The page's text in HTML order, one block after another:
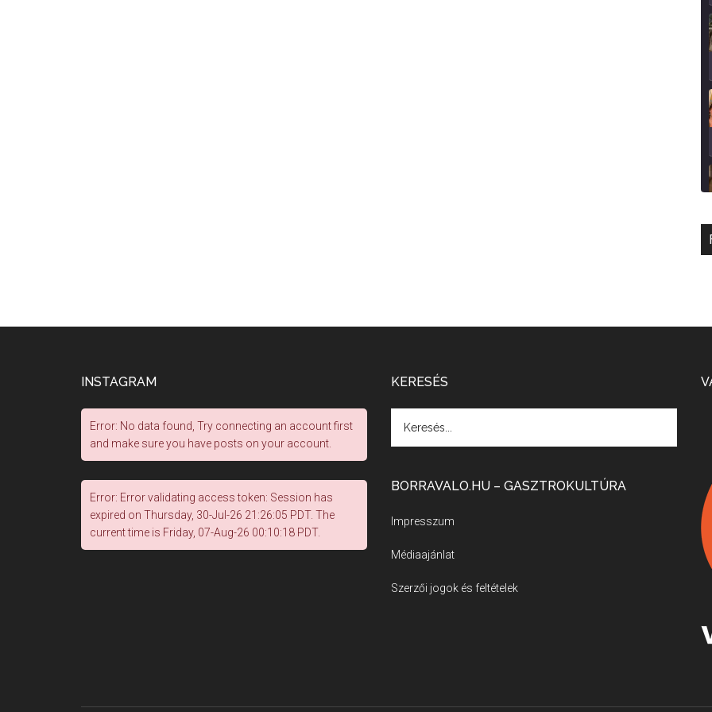
INSTAGRAM
Error: No data found, Try connecting an account first
and make sure you have posts on your account.
Error: Error validating access token: Session has
expired on Thursday, 30-Jul-26 21:26:05 PDT. The
current time is Friday, 07-Aug-26 00:10:18 PDT.
KERESÉS
BORRAVALO.HU – GASZTROKULTÚRA
Impresszum
Médiaajánlat
Szerzői jogok és feltételek